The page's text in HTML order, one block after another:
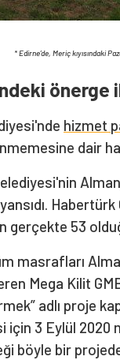
* Edirne’de, Meriç kıyısındaki
önerge
hizmet
dair
gerçekte 53
masrafları
Mega Kilit
adlı proje
için 3 Eylül
böyle bir